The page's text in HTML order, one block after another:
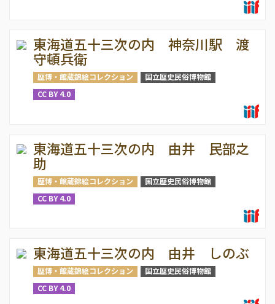
東海道五十三次の内 神奈川駅 渡
守頓兵衛
歴博・館蔵錦絵コレクション
国立歴史民俗博物館
CC BY 4.0
東海道五十三次の内 由井 民部之
助
歴博・館蔵錦絵コレクション
国立歴史民俗博物館
CC BY 4.0
東海道五十三次の内 由井 しのぶ
歴博・館蔵錦絵コレクション
国立歴史民俗博物館
CC BY 4.0